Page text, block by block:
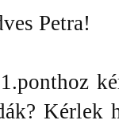
Petra!
Kérlek